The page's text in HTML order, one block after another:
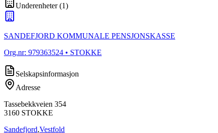
Underenheter(1)
SANDEFJORD KOMMUNALE PENSJONSKASSE
Org.nr: 979363524 • STOKKE
Selskapsinformasjon
Adresse
Tassebekkveien 354
3160 STOKKE
Sandefjord,Vestfold